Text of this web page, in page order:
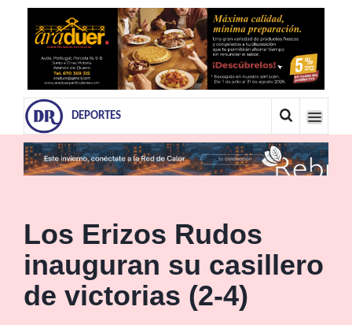
DEPORTES
Los Erizos Rudos
inauguran su casillero
de victorias (2-4)